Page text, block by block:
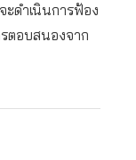
ะดำเนินการฟ้อง
ตอบสนองจาก